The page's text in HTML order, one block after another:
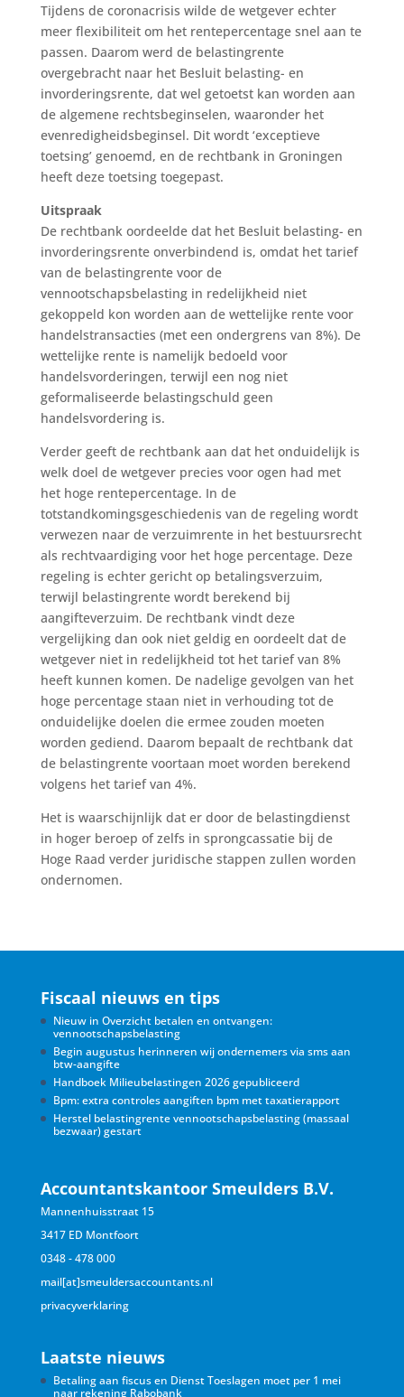
Tijdens de coronacrisis wilde de wetgever echter
meer flexibiliteit om het rentepercentage snel aan te
passen. Daarom werd de belastingrente
overgebracht naar het Besluit belasting- en
invorderingsrente, dat wel getoetst kan worden aan
de algemene rechtsbeginselen, waaronder het
evenredigheidsbeginsel. Dit wordt ‘exceptieve
toetsing’ genoemd, en de rechtbank in Groningen
heeft deze toetsing toegepast.
Uitspraak
De rechtbank oordeelde dat het Besluit belasting- en
invorderingsrente onverbindend is, omdat het tarief
van de belastingrente voor de
vennootschapsbelasting in redelijkheid niet
gekoppeld kon worden aan de wettelijke rente voor
handelstransacties (met een ondergrens van 8%). De
wettelijke rente is namelijk bedoeld voor
handelsvorderingen, terwijl een nog niet
geformaliseerde belastingschuld geen
handelsvordering is.
Verder geeft de rechtbank aan dat het onduidelijk is
welk doel de wetgever precies voor ogen had met
het hoge rentepercentage. In de
totstandkomingsgeschiedenis van de regeling wordt
verwezen naar de verzuimrente in het bestuursrecht
als rechtvaardiging voor het hoge percentage. Deze
regeling is echter gericht op betalingsverzuim,
terwijl belastingrente wordt berekend bij
aangifteverzuim. De rechtbank vindt deze
vergelijking dan ook niet geldig en oordeelt dat de
wetgever niet in redelijkheid tot het tarief van 8%
heeft kunnen komen. De nadelige gevolgen van het
hoge percentage staan niet in verhouding tot de
onduidelijke doelen die ermee zouden moeten
worden gediend. Daarom bepaalt de rechtbank dat
de belastingrente voortaan moet worden berekend
volgens het tarief van 4%.
Het is waarschijnlijk dat er door de belastingdienst
in hoger beroep of zelfs in sprongcassatie bij de
Hoge Raad verder juridische stappen zullen worden
ondernomen.
Fiscaal nieuws en tips
Nieuw in Overzicht betalen en ontvangen:
vennootschapsbelasting
Begin augustus herinneren wij ondernemers via sms aan
btw-aangifte
Handboek Milieubelastingen 2026 gepubliceerd
Bpm: extra controles aangiften bpm met taxatierapport
Herstel belastingrente vennootschapsbelasting (massaal
bezwaar) gestart
Accountantskantoor Smeulders B.V.
Mannenhuisstraat 15
3417 ED Montfoort
0348 - 478 000
mail[at]smeuldersaccountants.nl
privacyverklaring
Laatste nieuws
Betaling aan fiscus en Dienst Toeslagen moet per 1 mei
naar rekening Rabobank